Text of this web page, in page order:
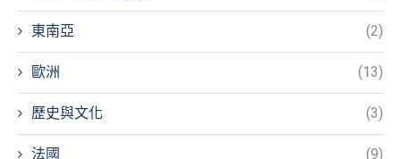
東南亞 (2)
歐洲 (13)
歷史與文化 (3)
法國 (9)